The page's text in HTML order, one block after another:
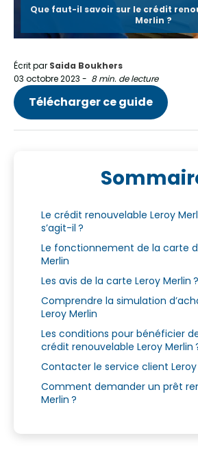
Que faut-il savoir sur le crédit
Merlin ?
Écrit par Saida Boukhers
03 octobre 2023 - 8 min. de lecture
Télécharger ce guide
Le crédit renouvelable Leroy
s’agit-il ?
Le fonctionnement de la carte
Merlin
Les avis de la carte Leroy Merlin ?
Comprendre la simulation
Leroy Merlin
Les conditions pour bénéficier
crédit renouvelable Leroy Merlin
Contacter le service client Leroy
Comment demander un prêt
Merlin ?